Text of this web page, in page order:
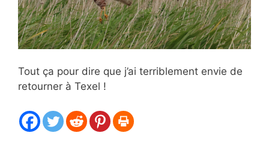
Tout ça pour dire que j’ai terriblement envie de
retourner à Texel !